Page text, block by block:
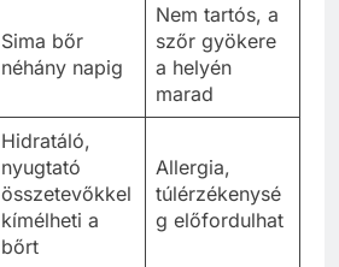
Sima bőr
néhány napig
Nem tartós, a
szőr gyökere
a helyén
marad
Hidratáló,
nyugtató
összetevőkkel
kímélheti a
bőrt
Allergia,
túlérzékenysé
g előfordulhat